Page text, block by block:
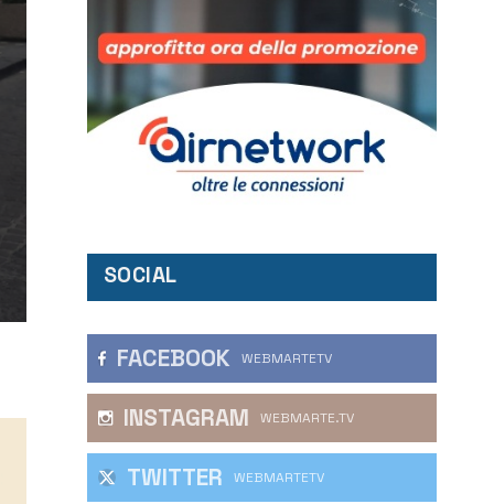
SOCIAL
FACEBOOK WEBMARTETV
INSTAGRAM WEBMARTE.TV
TWITTER WEBMARTETV